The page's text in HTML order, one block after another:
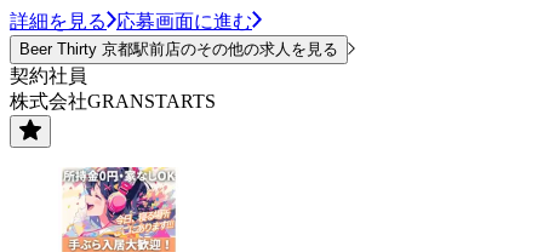
詳細を見る 応募画面に進む
Beer Thirty 京都駅前店のその他の求人を見る
契約社員
株式会社GRANSTARTS